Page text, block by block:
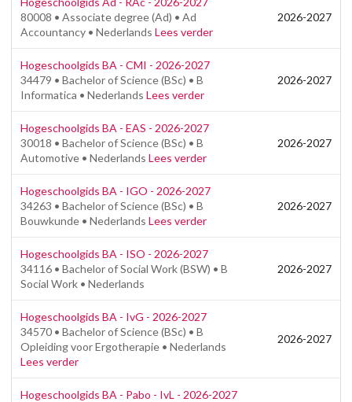
80008 • Associate degree (Ad) • Ad
Accountancy • Nederlands Lees verder
2026-2027
Hogeschoolgids BA - CMI - 2026-2027
34479 • Bachelor of Science (BSc) • B
Informatica • Nederlands Lees verder
2026-2027
Hogeschoolgids BA - EAS - 2026-2027
30018 • Bachelor of Science (BSc) • B
Automotive • Nederlands Lees verder
2026-2027
Hogeschoolgids BA - IGO - 2026-2027
34263 • Bachelor of Science (BSc) • B
Bouwkunde • Nederlands Lees verder
2026-2027
Hogeschoolgids BA - ISO - 2026-2027
34116 • Bachelor of Social Work (BSW) • B
Social Work • Nederlands
2026-2027
Hogeschoolgids BA - IvG - 2026-2027
34570 • Bachelor of Science (BSc) • B
Opleiding voor Ergotherapie • Nederlands
Lees verder
2026-2027
Hogeschoolgids BA - Pabo - IvL - 2026-2027